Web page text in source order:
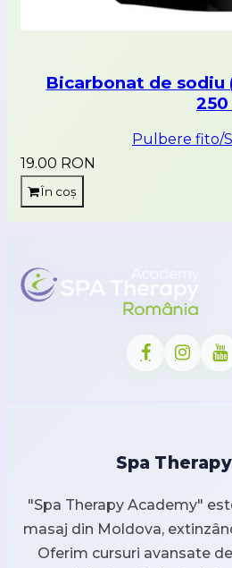
Bicarbonat de sodiu
250
Pulbere fito/
19.00 RON
În coș
Spa
"Spa Therapy Academy"
masaj din Moldova,
Oferim cursuri avansate